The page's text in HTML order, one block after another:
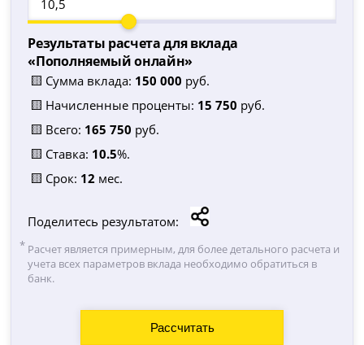
Результаты расчета для вклада
«Пополняемый онлайн»
🟨 Сумма вклада: 150 000 руб.
🟨 Начисленные проценты: 15 750 руб.
🟨 Всего: 165 750 руб.
🟨 Ставка: 10.5%.
🟨 Срок: 12 мес.
Поделитесь результатом:
Расчет является примерным, для более детального расчета и
учета всех параметров вклада необходимо обратиться в
банк.